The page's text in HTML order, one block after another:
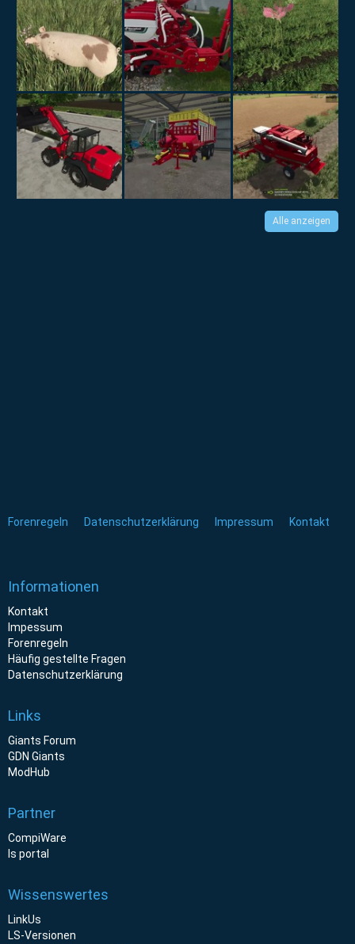
Alle anzeigen
Forenregeln Datenschutzerklärung Impressum Kontakt
Informationen
Kontakt
Impessum
Forenregeln
Häufig gestellte Fragen
Datenschutzerklärung
Links
Giants Forum
GDN Giants
ModHub
Partner
CompiWare
ls portal
Wissenswertes
LinkUs
LS-Versionen